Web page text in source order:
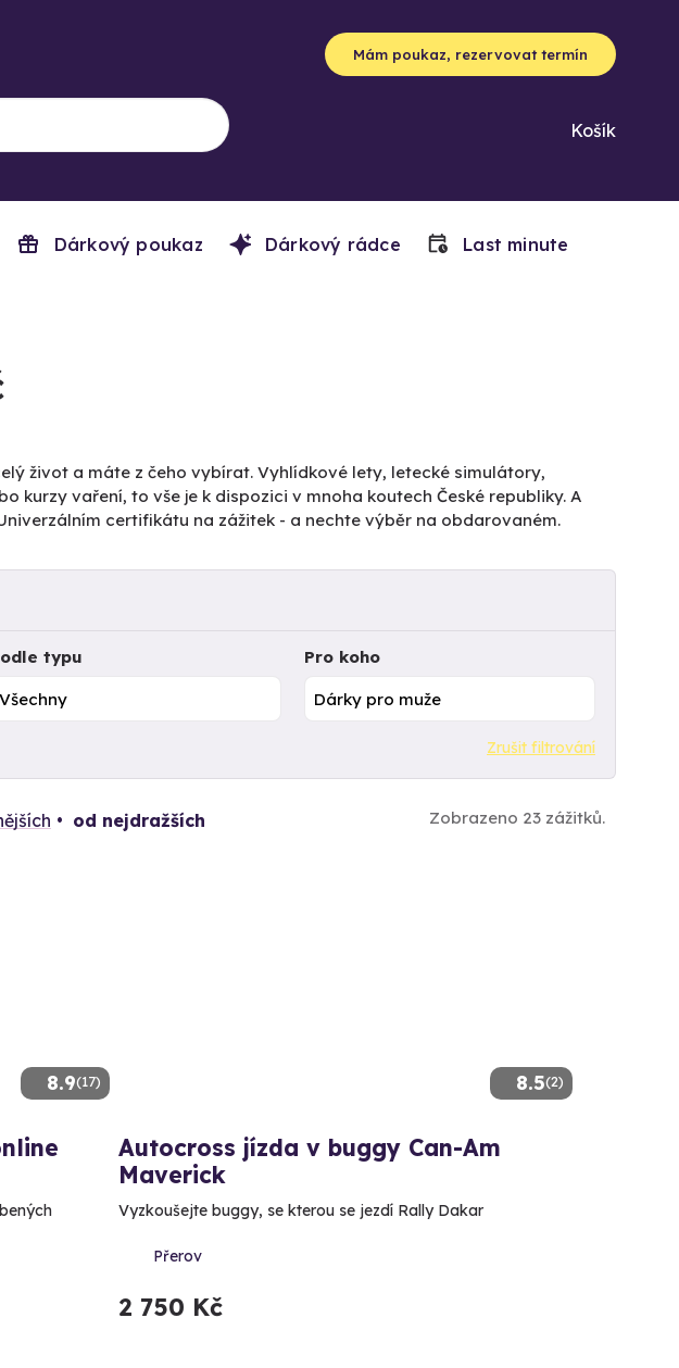
Mám poukaz, rezervovat termín
Košík
Dárkový poukaz Dárkový rádce Last minute
život a máte z čeho vybírat. Vyhlídkové lety, letecké simulátory,
kurzy vaření, to vše je k dispozici v mnoha koutech České republiky. A
certifikátu na zážitek - a nechte výběr na obdarovaném.
typu Pro koho
Zrušit filtrování
od nejdražších Zobrazeno 23 zážitků.
8.9(17) 8.5(2)
Autocross jízda v buggy Can-Am
Maverick
Vyzkoušejte buggy, se kterou se jezdí Rally Dakar
Přerov
2 750 Kč